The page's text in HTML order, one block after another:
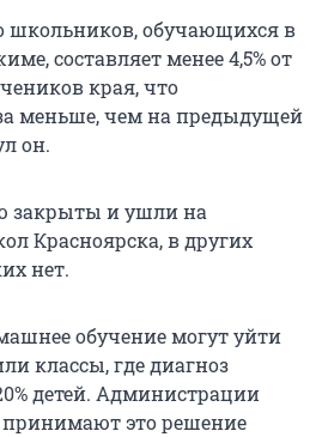
школьников, обучающихся в
составляет менее 4,5% от
края, что
меньше, чем на предыдущей
он.
закрыты и ушли на
Красноярска, в других
нет.
обучение могут уйти
классы, где диагноз
детей. Администрации
это решение